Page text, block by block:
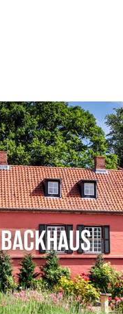
BACKHAUS